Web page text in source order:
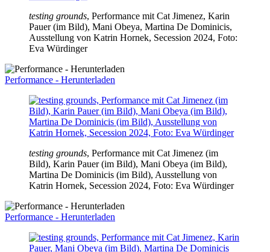
testing grounds, Performance mit Cat Jimenez, Karin
Pauer (im Bild), Mani Obeya, Martina De Dominicis,
Ausstellung von Katrin Hornek, Secession 2024, Foto:
Eva Würdinger
Performance - Herunterladen
testing grounds, Performance mit Cat Jimenez (im
Bild), Karin Pauer (im Bild), Mani Obeya (im Bild),
Martina De Dominicis (im Bild), Ausstellung von
Katrin Hornek, Secession 2024, Foto: Eva Würdinger
Performance - Herunterladen